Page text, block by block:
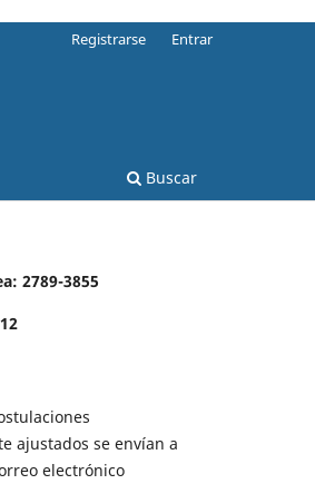
Buscar
Registrarse Entrar
2789-3855
ajustados se envían a
electrónico